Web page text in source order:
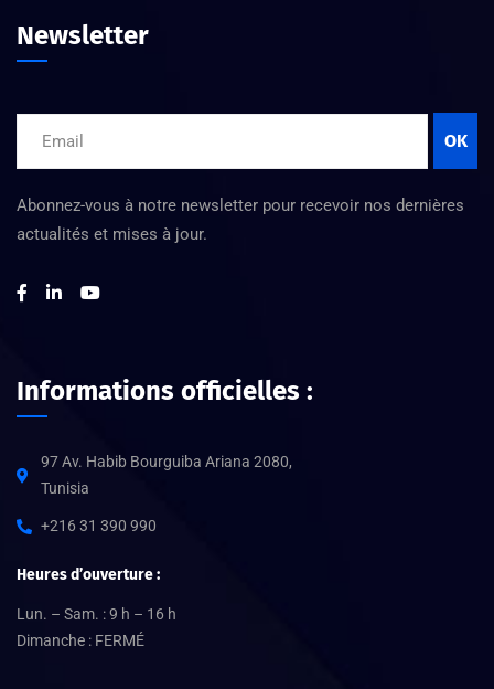
Newsletter
OK
Abonnez-vous à notre newsletter pour recevoir nos dernières
actualités et mises à jour.
Informations officielles :
97 Av. Habib Bourguiba Ariana 2080,
Tunisia
+216 31 390 990
Heures d’ouverture :
Lun. – Sam. : 9 h – 16 h
Dimanche : FERMÉ